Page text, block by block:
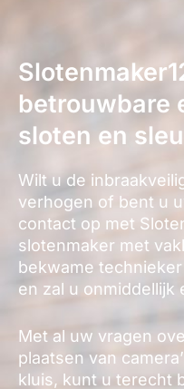
betrouwbare
sloten en
Wilt u de
verhogen of bent u
contact op met
slotenmaker met
bekwame
en zal u onmiddellijk
Met al uw vragen
plaatsen van
kluis, kunt u terecht